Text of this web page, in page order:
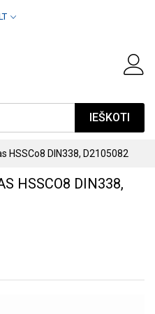
IEŠKOTI
HSSCo8 DIN338, D2105082
HSSCO8 DIN338,